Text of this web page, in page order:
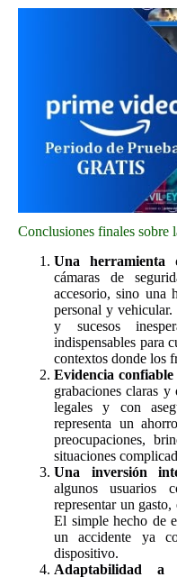
Conclusiones finales sobre
Una herramienta
cámaras de
accesorio, sino una
personal y vehicular.
y sucesos
indispensables para
contextos donde los
Evidencia
grabaciones claras
legales y con
representa un
preocupaciones,
situaciones
Una inversión
algunos usuarios
representar un
El simple hecho de
un accidente ya
dispositivo.
Adaptabilidad a